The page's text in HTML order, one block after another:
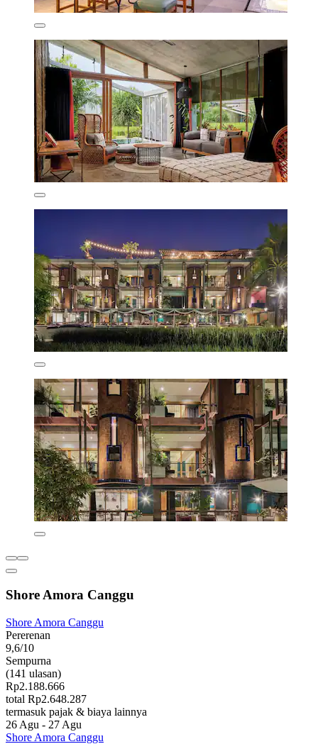
Shore Amora Canggu
Shore Amora Canggu
Pererenan
9,6/10
Sempurna
(141 ulasan)
Rp2.188.666
total Rp2.648.287
termasuk pajak & biaya lainnya
26 Agu - 27 Agu
Shore Amora Canggu